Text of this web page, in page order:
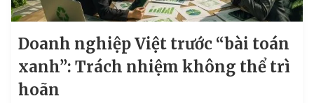
Doanh nghiệp Việt trước “bài toán
xanh”: Trách nhiệm không thể trì
hoãn